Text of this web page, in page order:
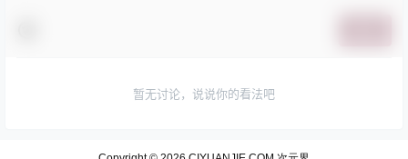
暂无讨论，说说你的看法吧